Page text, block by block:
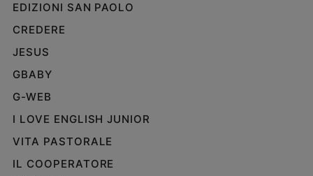
EDIZIONI SAN PAOLO
CREDERE
JESUS
GBABY
G-WEB
I LOVE ENGLISH JUNIOR
VITA PASTORALE
IL COOPERATORE